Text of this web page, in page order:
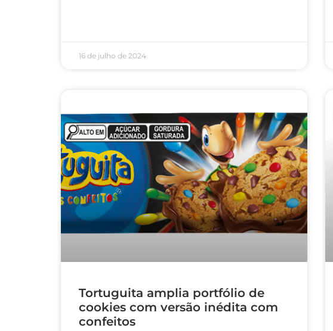
16 de julho de 2024
Tortuguita amplia portfólio de
cookies com versão inédita com
confeitos